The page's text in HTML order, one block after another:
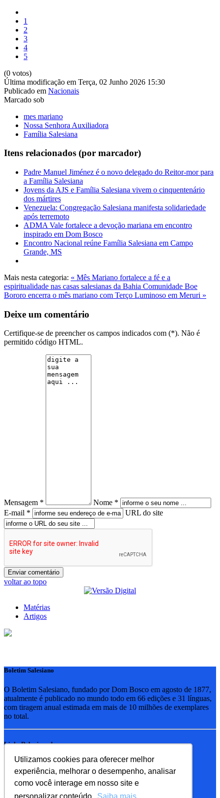
Utilizamos cookies para oferecer melhor
experiência, melhorar o desempenho, analisar
como você interage em nosso site e
1
2
3
4
5
(0 votos)
Última modificação em Terça, 02 Junho 2026 15:30
Publicado em Nacionais
Marcado sob
mes mariano
Nossa Senhora Auxiliadora
Família Salesiana
Itens relacionados (por marcador)
Padre Manuel Jiménez é o novo delegado do Reitor-mor para
a Família Salesiana
Jovens da AJS e Família Salesiana vivem o cinquentenário
dos mártires
Venezuela: Congregação Salesiana manifesta solidariedade
após terremoto
ADMA Vale fortalece a devoção mariana em encontro
inspirado em Dom Bosco
Encontro Nacional reúne Família Salesiana em Campo
Grande, MS
Mais nesta categoria: « Mês Mariano fortalece a fé e a
espiritualidade nas casas salesianas da Bahia Comunidade Boe
Bororo encerra o mês mariano com Terço Luminoso em Meruri »
Deixe um comentário
Certifique-se de preencher os campos indicados com (*). Não é
permitido código HTML.
Mensagem *
Nome *
E-mail *
URL do site
voltar ao topo
Matérias
Artigos
Boletim Salesiano
O Boletim Salesiano, fundado por Dom Bosco em agosto de 1877,
atualmente é publicado no mundo todo em 66 edições e 31 línguas,
com tiragem anual estimada em mais de 10 milhões de exemplares
no total.
Links Relacionados
RSB - Rede Salesiana Brasil
EDEBE - Editora
UPV - União pela Vida